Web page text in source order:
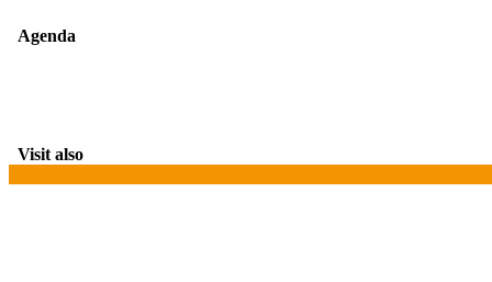
Agenda
Visit also